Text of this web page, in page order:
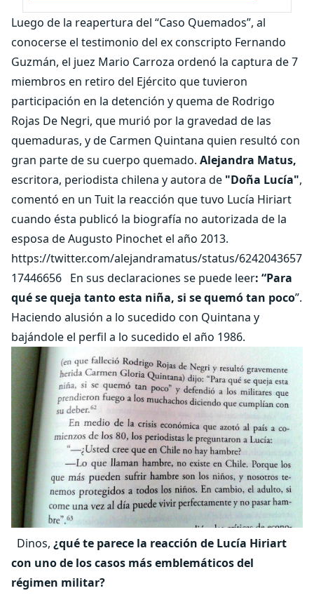
Luego de la reapertura del “Caso Quemados”, al
conocerse el testimonio del ex conscripto Fernando
Guzmán, el juez Mario Carroza ordenó la captura de 7
miembros en retiro del Ejército que tuvieron
participación en la detención y quema de Rodrigo
Rojas De Negri, que murió por la gravedad de las
quemaduras, y de Carmen Quintana quien resultó con
gran parte de su cuerpo quemado. Alejandra Matus,
escritora, periodista chilena y autora de "Doña Lucía",
comentó en un Tuit la reacción que tuvo Lucía Hiriart
cuando ésta publicó la biografía no autorizada de la
esposa de Augusto Pinochet el año 2013.
https://twitter.com/alejandramatus/status/6242043657
17446656 En sus declaraciones se puede leer: “Para
qué se queja tanto esta niña, si se quemó tan poco”.
Haciendo alusión a lo sucedido con Quintana y
bajándole el perfil a lo sucedido el año 1986.
Dinos, ¿qué te parece la reacción de Lucía Hiriart
con uno de los casos más emblemáticos del
régimen militar?